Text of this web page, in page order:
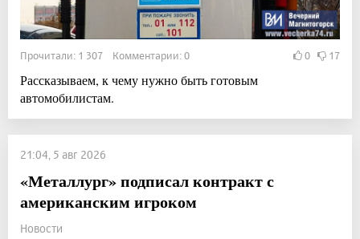
Прочитали: 1 307 Комментарии: 0 0 17
Рассказываем, к чему нужно быть готовым
автомобилистам.
21:04, 5 авг 2026
«Металлург» подписал контракт с
американским игроком
Новости